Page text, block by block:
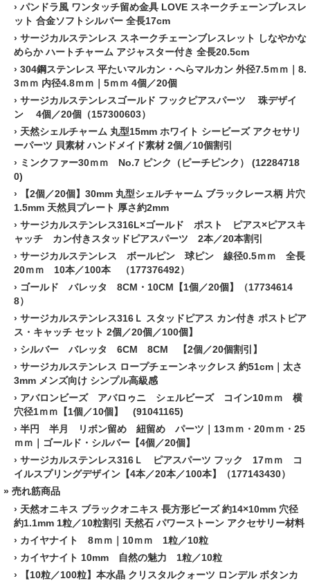
› パンドラ風 ワンタッチ留め金具 LOVE スネークチェーンブレスレ
ット 合金ソフトシルバー 全長17cm
› サージカルステンレス スネークチェーンブレスレット しなやかな
めらか ハートチャーム アジャスター付き 全長20.5cm
› 304鋼ステンレス 平たいマルカン・へらマルカン 外径7.5ｍｍ｜8.
3ｍｍ 内径4.8ｍｍ｜5ｍｍ 4個／20個
› サージカルステンレスゴールド フックピアスパーツ 珠デザイ
ン 4個／20個（157300603）
› 天然シェルチャーム 丸型15mm ホワイト シービーズ アクセサリ
ーパーツ 貝素材 ハンドメイド素材 2個／10個割引
› ミンクファー30ｍｍ No.7 ピンク（ピーチピンク） (12284718
0)
›
【2個／20個】30mm 丸型シェルチャーム ブラックレース柄 片穴
1.5mm 天然貝プレート 厚さ約2mm
› サージカルステンレス316L×ゴールド ポスト ピアス×ピアスキ
ャッチ カン付きスタッドピアスパーツ 2本／20本割引
› サージカルステンレス ボールピン 球ピン 線径0.5ｍｍ 全長
20ｍｍ 10本／100本 （177376492）
› ゴールド バレッタ 8CM・10CM【1個／20個】（17734614
8）
› サージカルステンレス316Ｌ スタッドピアス カン付き ポストピア
ス・キャッチ セット 2個／20個／100個】
› シルバー バレッタ 6CM 8CM 【2個／20個割引】
› サージカルステンレス ロープチェーンネックレス 約51cm｜太さ
3mm メンズ向け シンプル高級感
› アバロンビーズ アバロゥニ シェルビーズ コイン10ｍｍ 横
穴径1ｍｍ【1個／10個】 (91041165)
› 半円 半月 リボン留め 紐留め パーツ｜13ｍｍ・20ｍｍ・25
ｍｍ｜ゴールド・シルバー【4個／20個】
› サージカルステンレス316Ｌ ピアスパーツ フック 17ｍｍ コ
イルスプリングデザイン【4本／20本／100本】（177143430）
» 売れ筋商品
› 天然オニキス ブラックオニキス 長方形ビーズ 約14×10mm 穴径
約1.1mm 1粒／10粒割引 天然石 パワーストーン アクセサリー材料
› カイヤナイト 8ｍｍ｜10ｍｍ 1粒／10粒
› カイヤナイト 10mm 自然の魅力 1粒／10粒
›
【10粒／100粒】本水晶 クリスタルクォーツ ロンデル ボタンカ